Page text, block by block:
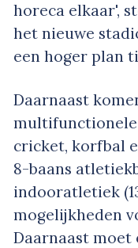
horeca elkaar',
het nieuwe
een hoger plan
Daarnaast
cricket, korfbal
8-baans
indooratletiek
mogelijkheden
Daarnaast